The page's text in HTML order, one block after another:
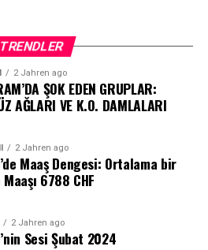
TRENDLER
2 Jahren ago
ŞOK EDEN GRUPLAR:
AĞLARI VE K.O. DAMLALARI
2 Jahren ago
Maaş Dengesi: Ortalama bir
6788 CHF
2 Jahren ago
Sesi Şubat 2024